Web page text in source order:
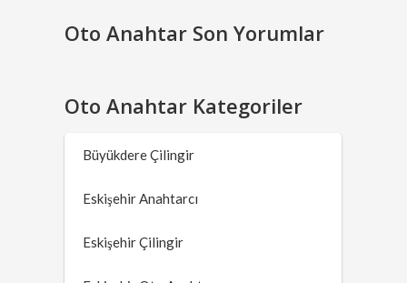
Oto Anahtar Son Yorumlar
Oto Anahtar Kategoriler
Büyükdere Çilingir
Eskişehir Anahtarcı
Eskişehir Çilingir